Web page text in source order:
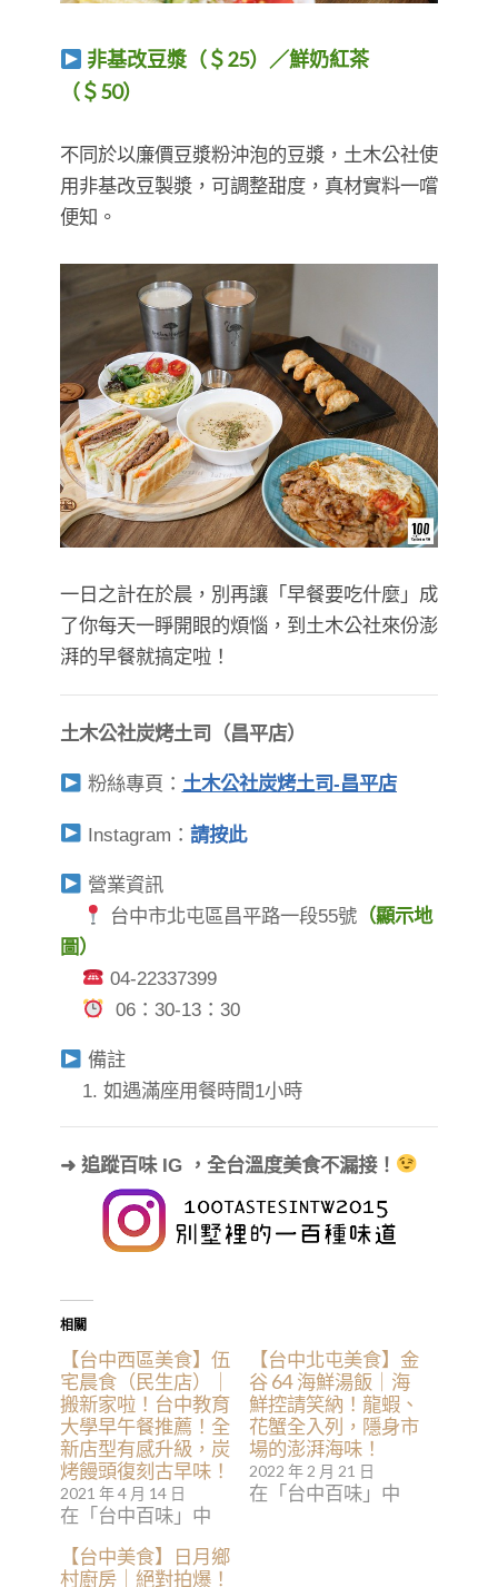
非基改豆漿（＄25）／鮮奶紅茶
（＄50）
​​​​​​​不同於以廉價豆漿粉沖泡的豆漿，土木公社使
用非基改豆製漿，可調整甜度，真材實料一嚐
便知。
一日之計在於晨，別再讓「早餐要吃什麼」成
了你每天一睜開眼的煩惱，到土木公社來份澎
湃的早餐就搞定啦！
土木公社炭烤土司（昌平店）
粉絲專頁： 土木公社炭烤土司-昌平店
Instagram： 請按此
營業資訊
台中市北屯區昌平路一段55號（顯示地
圖）
04-22337399
06：30-13：30
備註
1. 如遇滿座用餐時間1小時
➜ 追蹤百味 IG ，全台溫度美食不漏接！
相關
【台中西區美食】伍
宅晨食（民生店）｜
搬新家啦！台中教育
大學早午餐推薦！全
新店型有感升級，炭
烤饅頭復刻古早味！
2021 年 4 月 14 日
在「台中百味」中
【台中北屯美食】金
谷 64 海鮮湯飯｜海
鮮控請笑納！龍蝦、
花蟹全入列，隱身市
場的澎湃海味！
2022 年 2 月 21 日
在「台中百味」中
【台中美食】日月鄉
村廚房｜絕對拍爆！